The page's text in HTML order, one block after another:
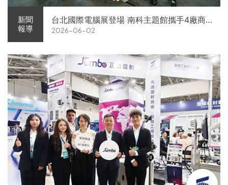
新聞
報導
台北國際電腦展登場 南科主題館攜手4廠商
展現AI供應鏈實力
2026-06-02